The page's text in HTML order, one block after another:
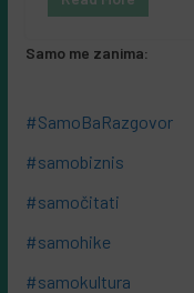
Samo me zanima:
#SamoBaRazgovor
#samobiznis
#samočitati
#samohike
#samokultura